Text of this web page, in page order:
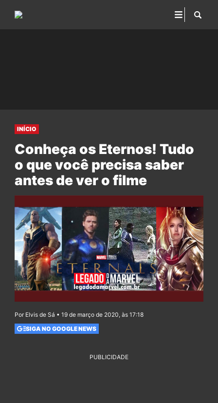
INÍCIO
Conheça os Eternos! Tudo
o que você precisa saber
antes de ver o filme
Por Elvis de Sá • 19 de março de 2020, às 17:18
SIGA NO GOOGLE NEWS
PUBLICIDADE